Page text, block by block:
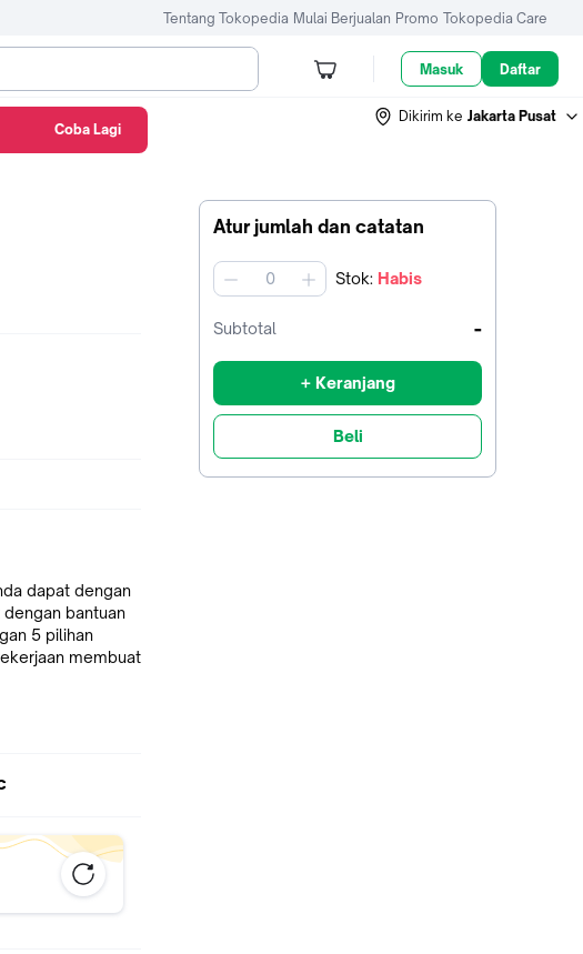
Tentang Tokopedia Mulai Berjualan Promo Tokopedia Care
Masuk Daftar
Dikirim ke Jakarta Pusat
Atur jumlah dan catatan
jumlah Stok: Habis
Subtotal -
+ Keranjang
Beli
dapat dengan
bantuan
5 pilihan
membuat
dan
lebih
yang
dan tidak cepat
Coba Lagi